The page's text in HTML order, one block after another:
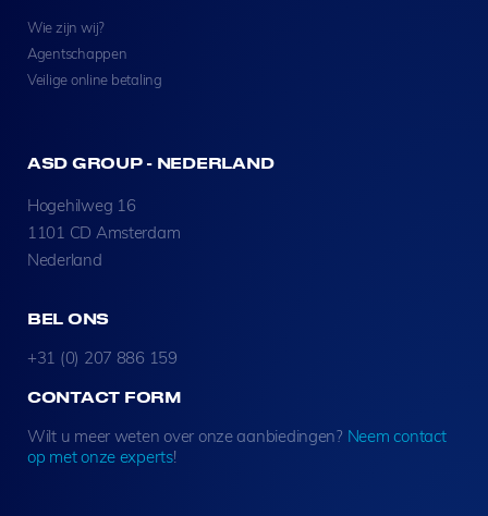
Wie zijn wij?
Agentschappen
Veilige online betaling
ASD GROUP - NEDERLAND
Hogehilweg 16
1101 CD Amsterdam
Nederland
BEL ONS
+31 (0) 207 886 159
CONTACT FORM
Wilt u meer weten over onze aanbiedingen? Neem contact
op met onze experts!